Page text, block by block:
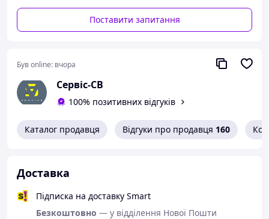
Поставити запитання
Був online: вчора
Сервіс-СВ
100% позитивних відгуків
Каталог продавця Відгуки про продавця 160
Доставка
Підписка на доставку Smart
Безкоштовно — у відділення Нової Пошти